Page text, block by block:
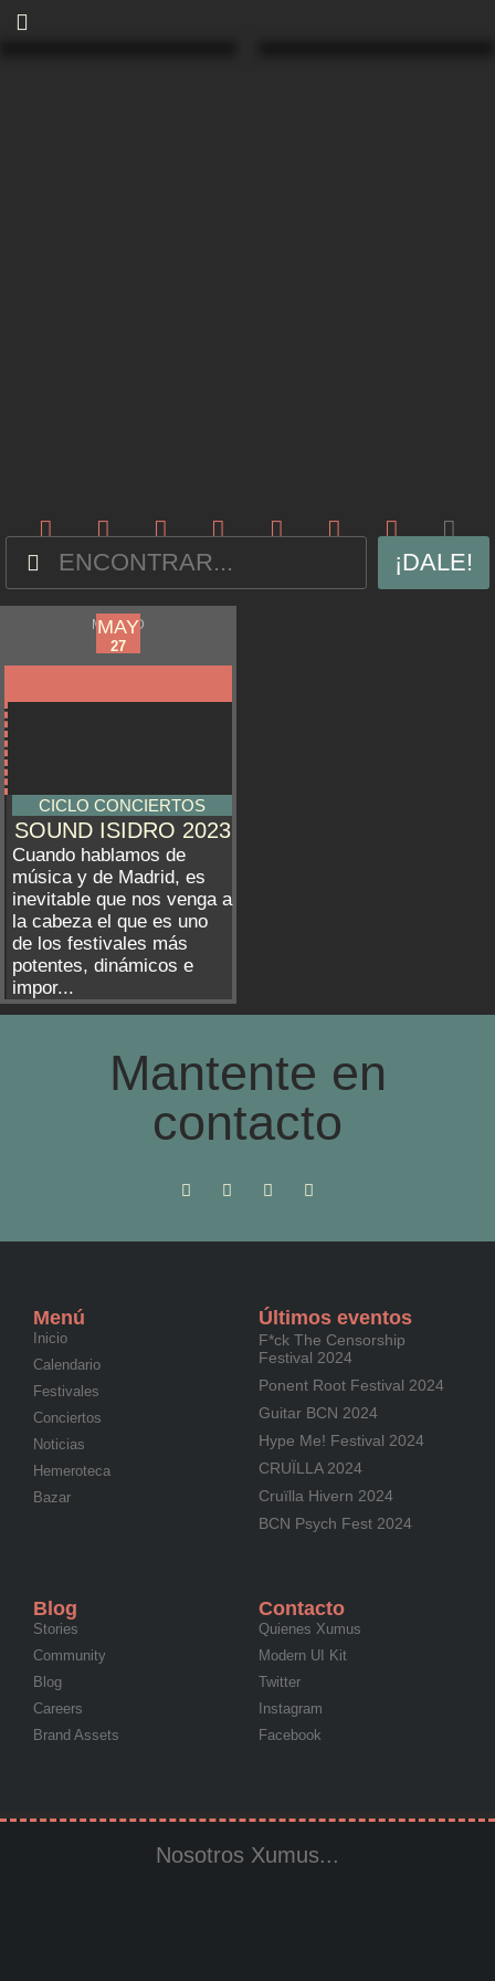
¡DALE!
MADRID
APR
12
MAY
27
CICLO CONCIERTOS
SOUND ISIDRO 2023
Cuando hablamos de
música y de Madrid, es
inevitable que nos venga a
la cabeza el que es uno
de los festivales más
potentes, dinámicos e
impor...
Mantente en
contacto
Menú
Inicio
Calendario
Festivales
Conciertos
Noticias
Hemeroteca
Bazar
Últimos eventos
F*ck The Censorship
Festival 2024
Ponent Root Festival 2024
Guitar BCN 2024
Hype Me! Festival 2024
CRUÏLLA 2024
Cruïlla Hivern 2024
BCN Psych Fest 2024
Blog
Stories
Community
Blog
Careers
Brand Assets
Contacto
Quienes Xumus
Modern UI Kit
Twitter
Instagram
Facebook
Nosotros Xumus...